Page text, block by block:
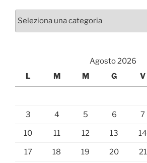
Categorie
Agosto 2026
L
M M G V
3 4 5 6 7
10 11 12 13 14
17 18 19 20 21